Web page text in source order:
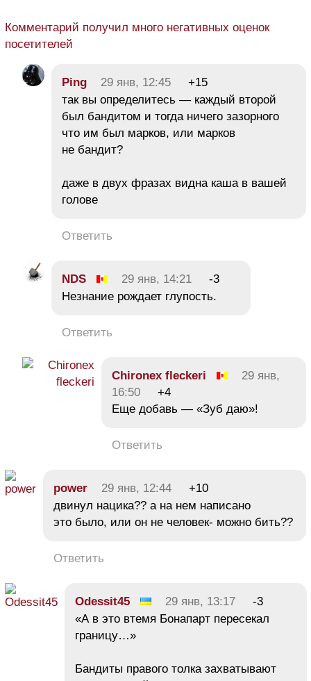
Комментарий получил много негативных оценок
посетителей
Ping 29 янв, 12:45
+15
так вы определитесь — каждый второй
был бандитом и тогда ничего зазорного
что им был марков, или марков
не бандит?
даже в двух фразах видна каша в вашей
голове
Ответить
NDS 29 янв, 14:21
-3
Незнание рождает глупость.
Ответить
Chironex fleckeri
29 янв,
16:50
+4
Еще добавь — «Зуб даю»!
Ответить
power 29 янв, 12:44
+10
двинул нацика?? а на нем написано
это было, или он не человек- можно бить??
Ответить
Odessit45 29 янв, 13:17
-3
«А в это втемя Бонапарт пересекал
границу…»
Бандиты правого толка захватывают